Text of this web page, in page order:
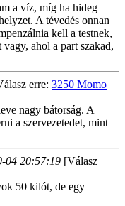
a víz, míg ha hideg
A tévedés onnan
kell a testnek,
ahol a part szakad,
erre: 3250 Momo
nagy bátorság. A
a szervezetedet, mint
04 20:57:19 [Válasz
50 kilót, de egy